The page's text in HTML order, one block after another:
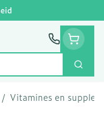
Zoek
/ Vitamines en